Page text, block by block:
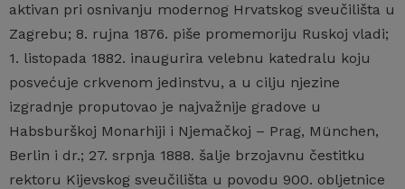
aktivan pri osnivanju modernog Hrvatskog sveučilišta u
Zagrebu; 8. rujna 1876. piše promemoriju Ruskoj vladi;
1. listopada 1882. inaugurira velebnu katedralu koju
posvećuje crkvenom jedinstvu, a u cilju njezine
izgradnje proputovao je najvažnije gradove u
Habsburškoj Monarhiji i Njemačkoj – Prag, München,
Berlin i dr.; 27. srpnja 1888. šalje brzojavnu čestitku
rektoru Kijevskog sveučilišta u povodu 900. obljetnice